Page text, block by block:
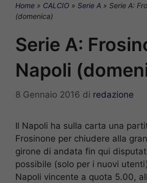
Home » CALCIO » Serie A » Serie A:
(domenica)
Serie A:
Napoli
8 Gennaio 2016 di redazione
Il Napoli ha sulla carta una
Frosinone per chiudere alla
girone di andata fin qui
possibile (solo per i nuovi
Napoli vincente a quota 5.00,